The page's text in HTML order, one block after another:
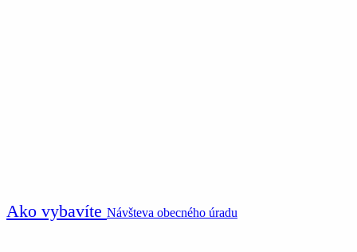
Ako vybavíte Návšteva obecného úradu